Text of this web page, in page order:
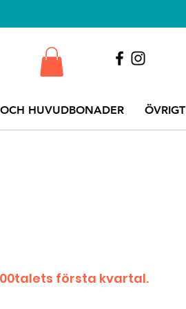
HUVUDBONADER ÖVRIGT
första kvartal.